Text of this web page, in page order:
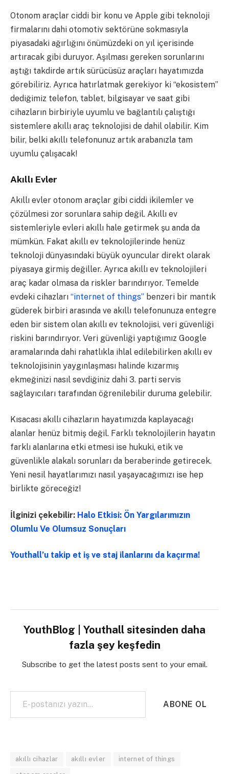
Otonom araçlar ciddi bir konu ve Apple gibi teknoloji
firmalarını dahi otomotiv sektörüne sokmasıyla
piyasadaki ağırlığını önümüzdeki on yıl içerisinde
artıracak gibi duruyor. Aşılması gereken sorunlarını
aştığı takdirde artık sürücüsüz araçları hayatımızda
görebiliriz. Ayrıca hatırlatmak gerekiyor ki “ekosistem”
dediğimiz telefon, tablet, bilgisayar ve saat gibi
cihazların birbiriyle uyumlu ve bağlantılı çalıştığı
sistemlere akıllı araç teknolojisi de dahil olabilir. Kim
bilir, belki akıllı telefonunuz artık arabanızla tam
uyumlu çalışacak!
Akıllı Evler
Akıllı evler otonom araçlar gibi ciddi ikilemler ve
çözülmesi zor sorunlara sahip değil. Akıllı ev
sistemleriyle evleri akıllı hale getirmek şu anda da
mümkün. Fakat akıllı ev teknolojilerinde henüz
teknoloji dünyasındaki büyük oyuncular direkt olarak
piyasaya girmiş değiller. Ayrıca akıllı ev teknolojileri
araç kadar olmasa da riskler barındırıyor. Temelde
evdeki cihazları “internet of things” benzeri bir mantık
güderek birbiri arasında ve akıllı telefonunuza entegre
eden bir sistem olan akıllı ev teknolojisi, veri güvenliği
riskini barındırıyor. Veri güvenliği yaptığımız Google
aramalarında dahi rahatlıkla ihlal edilebilirken akıllı ev
teknolojisinin yaygınlaşması halinde kızarmış
ekmeğinizi nasıl sevdiğiniz dahi 3. parti servis
sağlayıcıları tarafından öğrenilebilir duruma gelebilir.
Kısacası akıllı cihazların hayatımızda kaplayacağı
alanlar henüz bitmiş değil. Farklı teknolojilerin hayatın
farklı alanlarına etki etmesi ise hukuki, etik ve
güvenlikle alakalı sorunları da beraberinde getirecek.
Yeni nesil hayatlarımızı nasıl yaşayacağımızı ise hep
birlikte göreceğiz!
İlginizi çekebilir: Halo Etkisi: Ön Yargılarımızın
Olumlu Ve Olumsuz Sonuçları
Youthall’u takip et iş ve staj ilanlarını da kaçırma!
YouthBlog | Youthall sitesinden daha
fazla şey keşfedin
Subscribe to get the latest posts sent to your email.
E-postanızı yazın…
ABONE OL
akıllı cihazlar akıllı evler internet of things